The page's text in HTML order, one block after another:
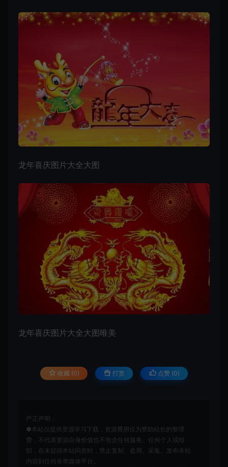
龙年喜庆图片大全大图
龙年喜庆图片大全大图唯美
收藏 (0) 打赏 点赞 (0)
严正声明：
●本站仅提供资源学习下载，资源费用仅为赞助站长的整理
费，不代表资源自身价值也不包含任何服务。任何个人或组
织，在未征得本站同意时，禁止复制、盗用、采集、发布本站
内容到任何各类媒体平台。